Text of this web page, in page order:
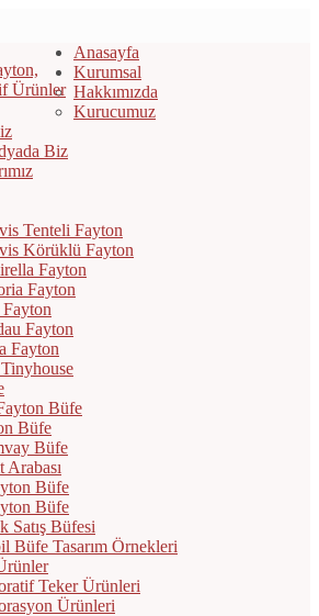
Anasayfa
Kurumsal
Hakkımızda
Kurucumuz
Biz
Tenteli Fayton
Körüklü Fayton
Fayton
Fayton
Fayton
Fayton
Büfe
Büfe
Büfe
Arabası
Büfe
Büfe
Satış Büfesi
Büfe Tasarım Örnekleri
Teker Ürünleri
Ürünleri